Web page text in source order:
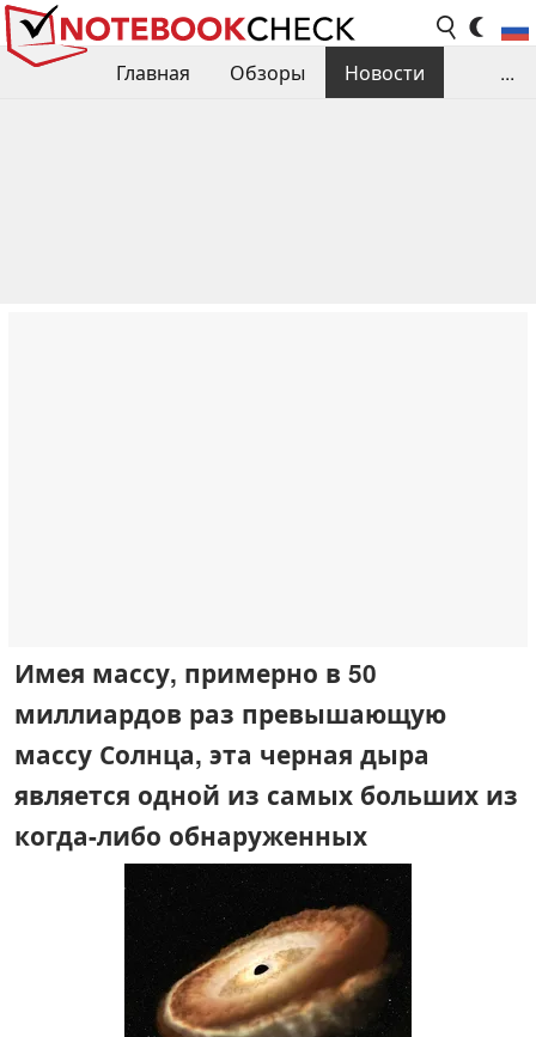
Главная Обзоры
Новости
...
Имея массу, примерно в 50
миллиардов раз превышающую
массу Солнца, эта черная дыра
является одной из самых больших из
когда-либо обнаруженных